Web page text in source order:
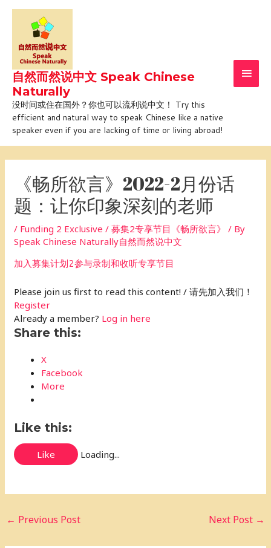
Skip
content
自然而然说中文 Speak Chinese
Naturally
没时间或住在国外？你也可以流利说中文！ Try this
efficient and natural way to speak Chinese like a native
speaker even if you are lacking of time or living abroad!
《畅所欲言》2022-2月份话
题：让你印象深刻的老师
/ Funding 2 Exclusive / 募集2专享节目《畅所欲言》 / By
Speak Chinese Naturally自然而然说中文
加入募集计划2参与录制和收听专享节目
Please join us first to read this content! / 请先加入我们！
Register
Already a member? Log in here
Share this:
X
Facebook
More
Like this:
Like Loading...
← Previous Post Next Post →